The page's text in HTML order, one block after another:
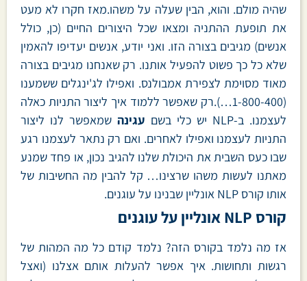
שהיה מולם. והוא, הבין שעלה על משהו.מאז חקרו לא מעט
את תופעת ההתניה ומצאו שכל היצורים החיים (כן, כולל
אנשים) מגיבים בצורה הזו. ואני יודע, אנשים יעדיפו להאמין
שלא כל כך פשוט להפעיל אותנו. רק שאנחנו מגיבים בצורה
מאוד מסוימת לצפירת אמבולנס. ואפילו לג'ינגלים ששמענו
(1-800-400…).רק שאפשר ללמוד איך ליצור התניות כאלה
לעצמנו. ב-NLP יש כלי בשם
עגינהשמאפשר לנו ליצור
התניות לעצמנו ואפילו לאחרים. ואם רק נתאר לעצמנו רגע
שבו כעס השבית את היכולת שלנו להגיב נכון, או פחד שמנע
מאתנו לעשות משהו שרצינו… קל להבין מה החשיבות של
אותו קורס NLP אונליין שבנינו על עוגנים.
קורס NLP אונליין על עוגנים
אז מה נלמד בקורס הזה? נלמד קודם כל מה המהות של
רגשות ותחושות. איך אפשר להעלות אותם אצלנו (ואצל